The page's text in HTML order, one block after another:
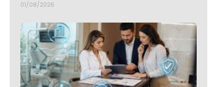
01/08/2026